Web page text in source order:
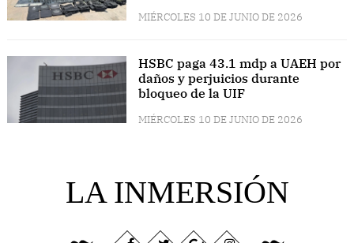
MIÉRCOLES 10 DE JUNIO DE 2026
HSBC paga 43.1 mdp a UAEH por
daños y perjuicios durante
bloqueo de la UIF
MIÉRCOLES 10 DE JUNIO DE 2026
LA INMERSIÓN